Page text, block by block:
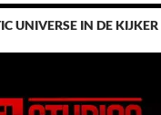
UNIVERSE IN DE KIJKER